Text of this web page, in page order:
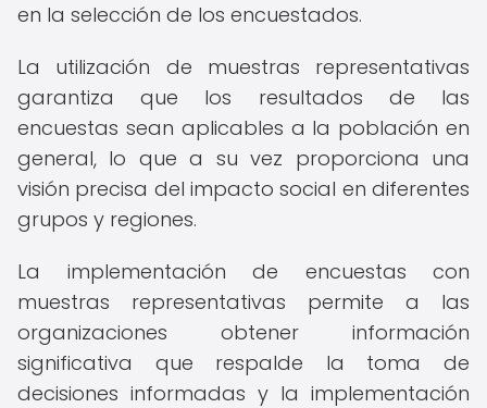
en la selección de los encuestados.
La utilización de muestras representativas
garantiza que los resultados de las
encuestas sean aplicables a la población en
general, lo que a su vez proporciona una
visión precisa del impacto social en diferentes
grupos y regiones.
La implementación de encuestas con
muestras representativas permite a las
organizaciones obtener información
significativa que respalde la toma de
decisiones informadas y la implementación